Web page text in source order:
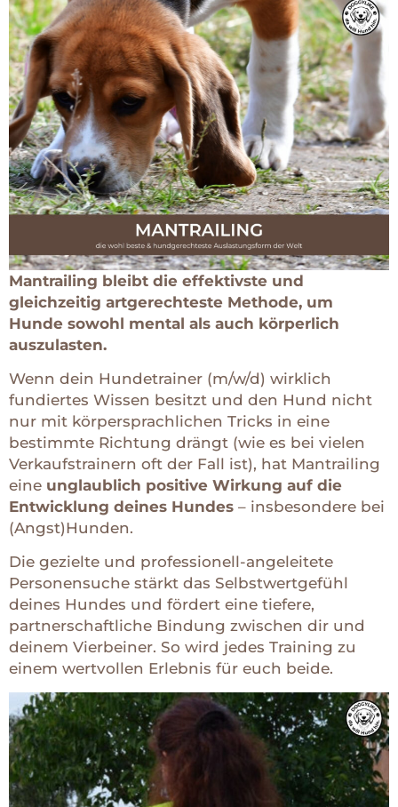
Mantrailing bleibt die effektivste und
gleichzeitig artgerechteste Methode, um
Hunde sowohl mental als auch körperlich
auszulasten.
Wenn dein Hundetrainer (m/w/d) wirklich
fundiertes Wissen besitzt und den Hund nicht
nur mit körpersprachlichen Tricks in eine
bestimmte Richtung drängt (wie es bei vielen
Verkaufstrainern oft der Fall ist), hat Mantrailing
eine unglaublich positive Wirkung auf die
Entwicklung deines Hundes – insbesondere bei
(Angst)Hunden.
Die gezielte und professionell-angeleitete
Personensuche stärkt das Selbstwertgefühl
deines Hundes und fördert eine tiefere,
partnerschaftliche Bindung zwischen dir und
deinem Vierbeiner. So wird jedes Training zu
einem wertvollen Erlebnis für euch beide.